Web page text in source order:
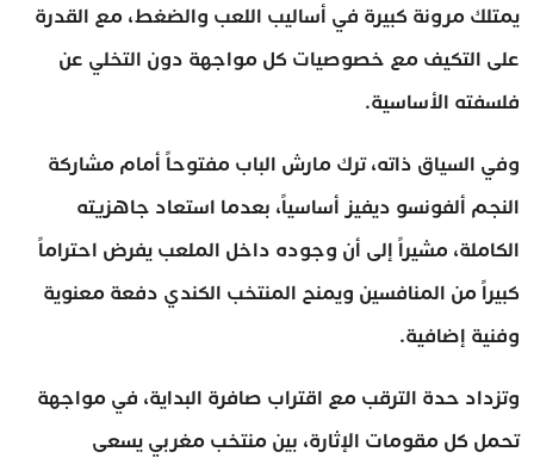
يمتلك مرونة كبيرة في أساليب اللعب والضغط، مع القدرة
على التكيف مع خصوصيات كل مواجهة دون التخلي عن
فلسفته الأساسية.
وفي السياق ذاته، ترك مارش الباب مفتوحاً أمام مشاركة
النجم ألفونسو ديفيز أساسياً، بعدما استعاد جاهزيته
الكاملة، مشيراً إلى أن وجوده داخل الملعب يفرض احتراماً
كبيراً من المنافسين ويمنح المنتخب الكندي دفعة معنوية
وفنية إضافية.
وتزداد حدة الترقب مع اقتراب صافرة البداية، في مواجهة
تحمل كل مقومات الإثارة، بين منتخب مغربي يسعى